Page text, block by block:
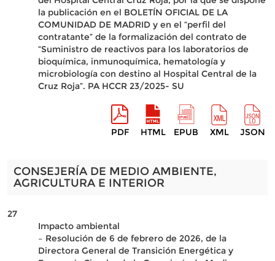
la publicación en el BOLETÍN OFICIAL DE LA
COMUNIDAD DE MADRID y en el “perfil del
contratante” de la formalización del contrato de
“Suministro de reactivos para los laboratorios de
bioquímica, inmunoquímica, hematología y
microbiología con destino al Hospital Central de la
Cruz Roja”. PA HCCR 23/2025- SU
PDF HTML EPUB XML JSON
CONSEJERÍA DE MEDIO AMBIENTE,
AGRICULTURA E INTERIOR
27
Impacto ambiental
– Resolución de 6 de febrero de 2026, de la
Directora General de Transición Energética y